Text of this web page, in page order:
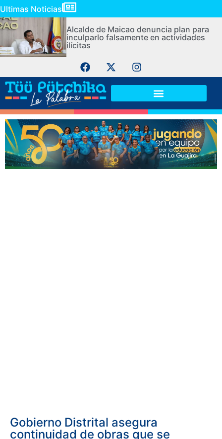
Ultimas Noticias
Alcalde de Maicao denuncia plan para
inculparlo falsamente en actividades
ilícitas
Gobierno Distrital asegura
continuidad de obras que se